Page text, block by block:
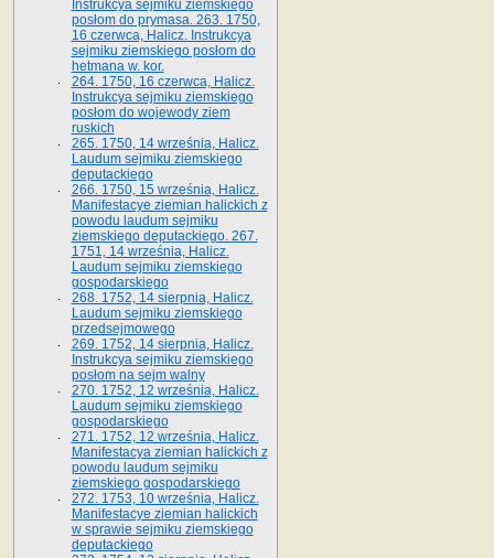
Instrukcya sejmiku ziemskiego
posłom do prymasa. 263. 1750,
16 czerwca, Halicz. Instrukcya
sejmiku ziemskiego posłom do
hetmana w. kor.
264. 1750, 16 czerwca, Halicz.
Instrukcya sejmiku ziemskiego
posłom do wojewody ziem
ruskich
265. 1750, 14 września, Halicz.
Laudum sejmiku ziemskiego
deputackiego
266. 1750, 15 września, Halicz.
Manifestacye ziemian halickich z
powodu laudum sejmiku
ziemskiego deputackiego. 267.
1751, 14 września, Halicz.
Laudum sejmiku ziemskiego
gospodarskiego
268. 1752, 14 sierpnia, Halicz.
Laudum sejmiku ziemskiego
przedsejmowego
269. 1752, 14 sierpnia, Halicz.
Instrukcya sejmiku ziemskiego
posłom na sejm walny
270. 1752, 12 września, Halicz.
Laudum sejmiku ziemskiego
gospodarskiego
271. 1752, 12 września, Halicz.
Manifestacya ziemian halickich z
powodu laudum sejmiku
ziemskiego gospodarskiego
272. 1753, 10 września, Halicz.
Manifestacye ziemian halickich
w sprawie sejmiku ziemskiego
deputackiego